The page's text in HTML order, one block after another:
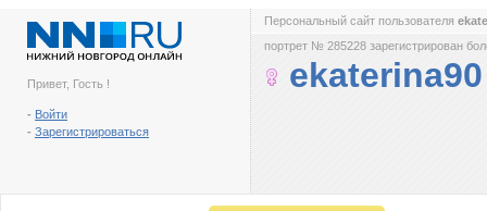
Привет, Гость !
- Войти
- Зарегистрироваться
Персональный сайт пользователя
портрет № 285228 зарегистрирован
ekaterina90